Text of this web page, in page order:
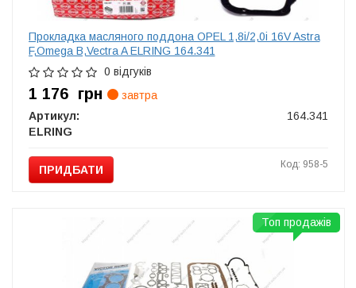
Прокладка масляного поддона OPEL 1,8i/2,0i 16V Astra
F,Omega B,Vectra A ELRING 164.341
0 відгуків
1 176 грн
завтра
Артикул:
164.341
ELRING
ПРИДБАТИ Код: 958-5
Топ продажів